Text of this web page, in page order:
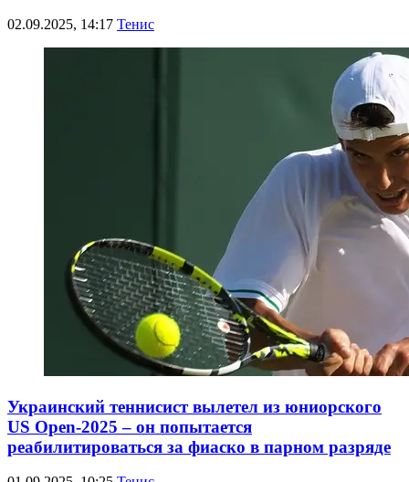
02.09.2025, 14:17 Тенис
Украинский теннисист вылетел из юниорского
US Open-2025 – он попытается
реабилитироваться за фиаско в парном разряде